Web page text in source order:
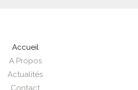
Accueil
A Propos
Actualités
Contact